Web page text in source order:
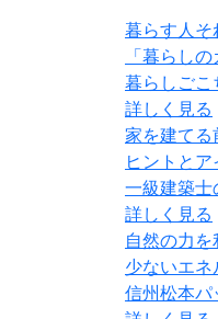
暮らす人そ
「暮らし
暮らしごこ
詳しく見る
家を建てる
ヒントと
一級建築士
詳しく見る
自然の力を
少ないエ
信州松本パ